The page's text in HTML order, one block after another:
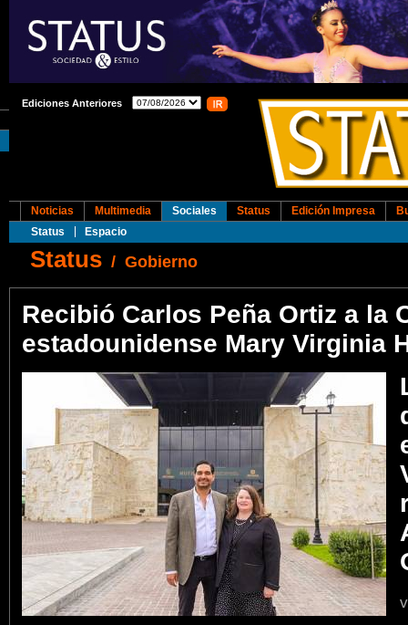
Ediciones Anteriores
Noticias Multimedia
Sociales
Status
Espacio
Status Edición Impresa
Status / Gobierno
Recibió Carlos Peña Ortiz a la
estadounidense Mary Virginia